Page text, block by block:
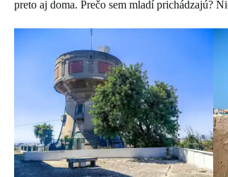
preto aj doma. Prečo sem mladí prichádzajú?